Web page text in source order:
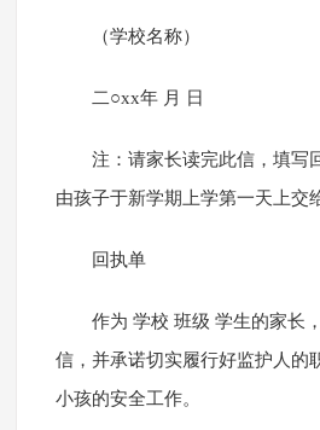
（学校名称）
二○xx年 月 日
注：请家长读完此信，填写
由孩子于新学期上学第一天上交
回执单
作为 学校 班级 学生的家长
信，并承诺切实履行好监护人的
小孩的安全工作。